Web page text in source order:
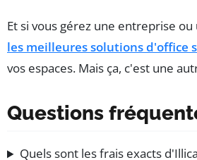
Et si vous gérez une entreprise
les meilleures solutions d'office
vos espaces. Mais ça, c'est une
Questions
Quels sont les frais exacts